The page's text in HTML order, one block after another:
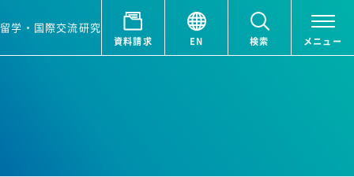
留学・国際交流研究
資料請求 EN 検索 メニュー